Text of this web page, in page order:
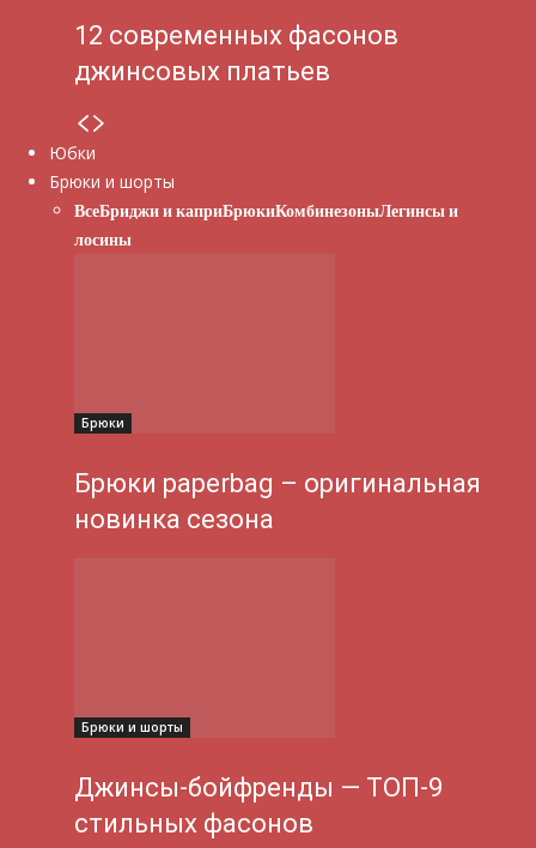
12 современных фасонов
джинсовых платьев
Юбки
Брюки и шорты
ВсеБриджи и каприБрюкиКомбинезоныЛегинсы и
лосины
Брюки
Брюки paperbag – оригинальная
новинка сезона
Брюки и шорты
Джинсы-бойфренды — ТОП-9
стильных фасонов